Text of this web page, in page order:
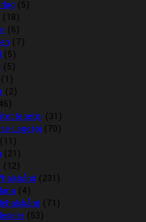
(5)
(18)
(6)
(7)
(5)
(5)
(1)
(2)
legetøj (31)
Legetøj (70)
(11)
(21)
(12)
(231)
(4)
(71)
(53)